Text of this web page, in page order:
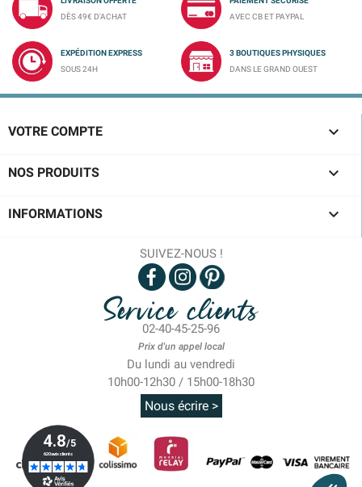
DÈS 49€ D'ACHAT
AVEC CB ET PAYPAL
EXPÉDITION EXPRESS
SOUS 24H
3 BOUTIQUES PHYSIQUES
DANS LE GRAND OUEST
VOTRE COMPTE 
NOS PRODUITS 
INFORMATIONS 
SUIVEZ-NOUS !
Service clients
02-40-45-25-96
Prix d'un appel local
Du lundi au vendredi
10h00-12h30 / 15h00-18h30
Nous écrire >